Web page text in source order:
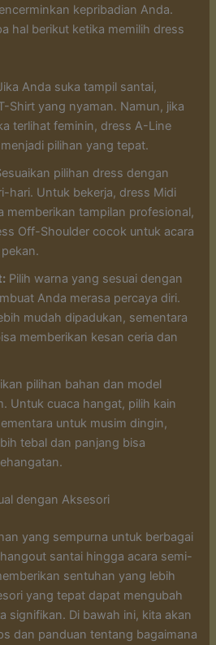
kepribadian Anda.
hal berikut ketika memilih dress
Anda suka tampil santai,
Shirt yang nyaman. Namun, jika
terlihat feminin, dress A-Line
pilihan yang tepat.
pilihan dress dengan
hari. Untuk bekerja, dress Midi
memberikan tampilan profesional,
Off-Shoulder cocok untuk acara
Pilih warna yang sesuai dengan
Anda merasa percaya diri.
mudah dipadukan, sementara
memberikan kesan ceria dan
pilihan bahan dan model
Untuk cuaca hangat, pilih kain
untuk musim dingin,
tebal dan panjang bisa
dengan Aksesori
yang sempurna untuk berbagai
santai hingga acara semi-
sentuhan yang lebih
yang tepat dapat mengubah
signifikan. Di bawah ini, kita akan
dan panduan tentang bagaimana